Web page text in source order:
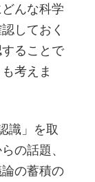
んな科学
しておく
ることで
考えま
識」を取
の話題、
論の蓄積の